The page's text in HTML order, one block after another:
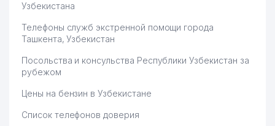
Узбекистана
Телефоны служб экстренной помощи города
Ташкента, Узбекистан
Посольства и консульства Республики Узбекистан за
рубежом
Цены на бензин в Узбекистане
Список телефонов доверия